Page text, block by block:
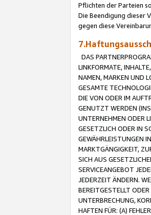
Pflichten der Parteien
Die Beendigung dieser
gegen diese
DAS
LINKFORMATE,
NAMEN, MARKEN UND
GESAMTE
DIE VON ODER IM
GENUTZT WERDEN
UNTERNEHMEN ODER
GESETZLICH ODER IN
GEWÄHRLEISTUNGEN
MARKTGÄNGIGKEIT,
SICH AUS
SERVICEANGEBOT
JEDERZEIT ÄNDERN.
BEREITGESTELLT
UNTERBRECHUNG,
HAFTEN FÜR: (A)